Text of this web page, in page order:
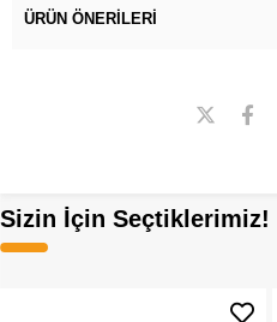
ÜRÜN ÖNERILERI
Sizin İçin Seçtiklerimiz!